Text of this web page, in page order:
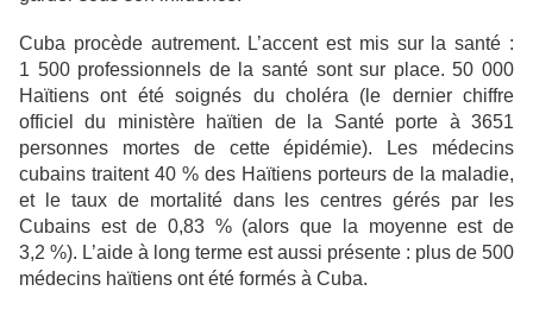
Cuba procède autrement. L’accent est mis sur la santé :
1 500 professionnels de la santé sont sur place. 50 000
Haïtiens ont été soignés du choléra (le dernier chiffre
officiel du ministère haïtien de la Santé porte à 3651
personnes mortes de cette épidémie). Les médecins
cubains traitent 40 % des Haïtiens porteurs de la maladie,
et le taux de mortalité dans les centres gérés par les
Cubains est de 0,83 % (alors que la moyenne est de
3,2 %). L’aide à long terme est aussi présente : plus de 500
médecins haïtiens ont été formés à Cuba.